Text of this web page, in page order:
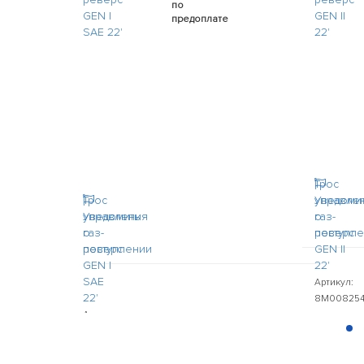
Трос
управления
газ-
реверс
GEN I
SAE
22'
Артикул:
по
предоплате
Уведомить
о
поступлении
Трос
газ-
реверс
GEN II
22'
Артикул:
о